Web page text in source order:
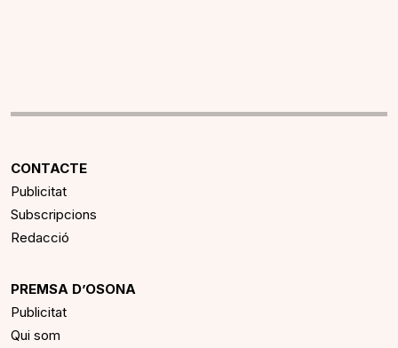
CONTACTE
Publicitat
Subscripcions
Redacció
PREMSA D’OSONA
Publicitat
Qui som